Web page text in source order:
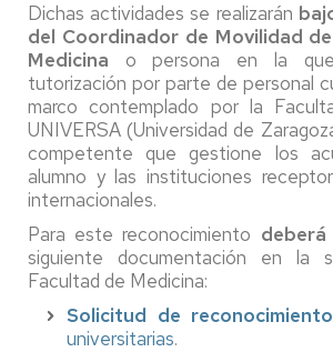
Dichas actividades se realizarán
del Coordinador de Movilidad
Medicina o persona en la
tutorización por parte de personal
marco contemplado por la
UNIVERSA (Universidad de
competente que gestione los
alumno y las instituciones
internacionales.
Para este reconocimiento
siguiente documentación en la
Facultad de Medicina:
Solicitud de reconocimiento
universitarias.